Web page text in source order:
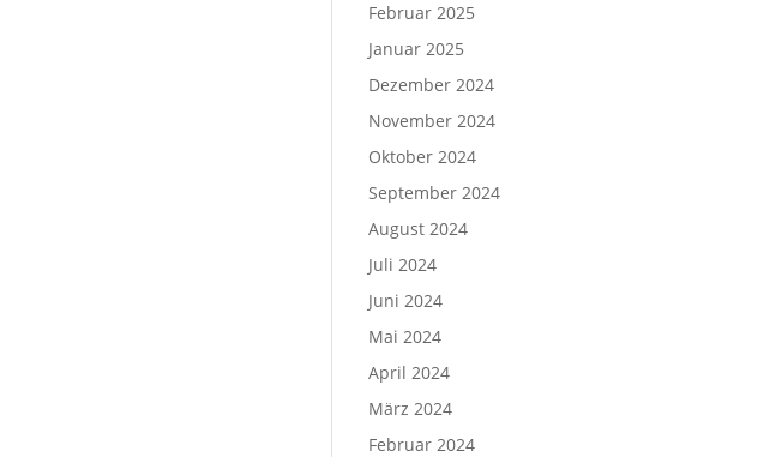
Februar 2025
Januar 2025
Dezember 2024
November 2024
Oktober 2024
September 2024
August 2024
Juli 2024
Juni 2024
Mai 2024
April 2024
März 2024
Februar 2024